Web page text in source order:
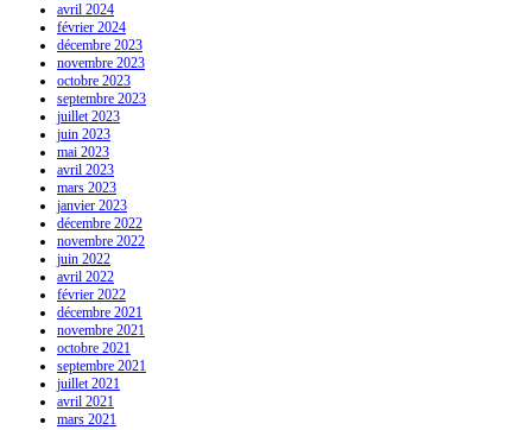
avril 2024
février 2024
décembre 2023
novembre 2023
octobre 2023
septembre 2023
juillet 2023
juin 2023
mai 2023
avril 2023
mars 2023
janvier 2023
décembre 2022
novembre 2022
juin 2022
avril 2022
février 2022
décembre 2021
novembre 2021
octobre 2021
septembre 2021
juillet 2021
avril 2021
mars 2021